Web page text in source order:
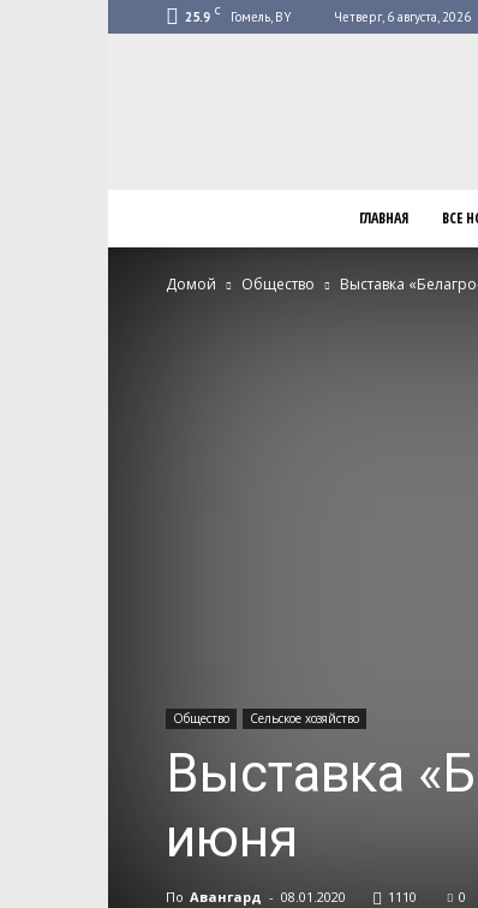
25.9 C Гомель, BY Четверг, 6 августа, 2026
ГЛАВНАЯ ВСЕ
Домой Общество Выставка
Общество Сельское хозяйство
Выставка
июня
По Авангард - 08.01.2020 1110 0